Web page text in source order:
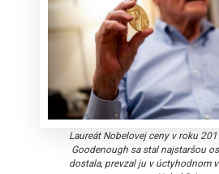
Laureát Nobelovej ceny v roku
Goodenough sa stal najstaršou
dostala, prevzal ju v úctyhodnom